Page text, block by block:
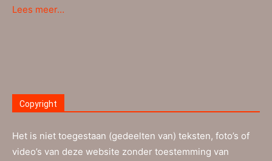
Lees meer…
Copyright
Het is niet toegestaan (gedeelten van) teksten, foto’s of
video’s van deze website zonder toestemming van